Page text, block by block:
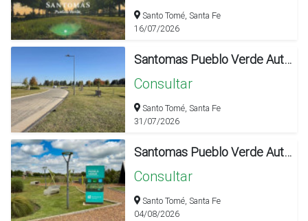
Santo Tomé, Santa Fe
16/07/2026
Santomas Pueblo Verde Autopista Sta Fe - Rosario
Consultar
Santo Tomé, Santa Fe
31/07/2026
Santomas Pueblo Verde Autopista Sta Fe - Rosario
Consultar
Santo Tomé, Santa Fe
04/08/2026